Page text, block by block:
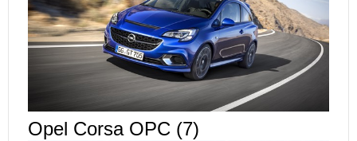
Opel Corsa OPC (7)